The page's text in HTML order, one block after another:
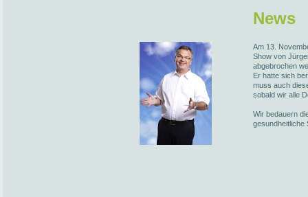
News
Am 13.
Show von
abgebrochen
Er hatte sich
muss auch
sobald wir alle
Wir bedauern
gesundheitliche